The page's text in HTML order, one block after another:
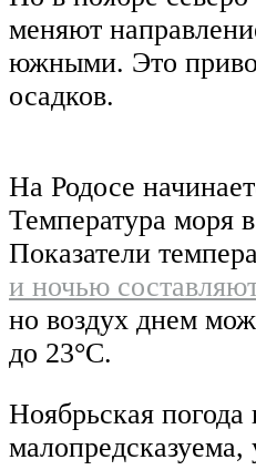
меняют
южными. Это
осадков.
На Родосе
Температура моря
Показатели
и ночью
но воздух днем
до 23°С.
Ноябрьская погода
малопредсказуема,